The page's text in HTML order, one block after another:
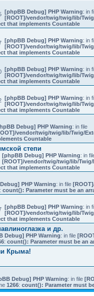
[phpBB Debug] PHP Warning: in
[ROOT]/vendor/twig/twig/lib/
that implements Countable
[phpBB Debug] PHP Warning: in
[ROOT]/vendor/twig/twig/lib/
that implements Countable
[phpBB Debug] PHP Warning: in
[ROOT]/vendor/twig/twig/lib/
that implements Countable
[phpBB Debug] PHP Warning: in
[ROOT]/vendor/twig/twig/lib/
that implements Countable
Debug] PHP Warning: in file
vendor/twig/twig/lib/Twig/
Countable
степи
[phpBB Debug] PHP Warning: in
[ROOT]/vendor/twig/twig/lib/
that implements Countable
PHP Warning: in file
count(): Parameter must be an
[phpBB Debug] PHP Warning: in
[ROOT]/vendor/twig/twig/lib/
that implements Countable
и др.
Debug] PHP Warning: in file
: count(): Parameter must be an
Крыма!
Debug] PHP Warning: in file
1266: count(): Parameter must